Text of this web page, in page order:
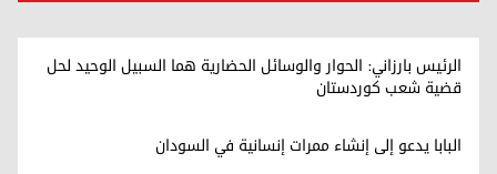
الرئيس بارزاني: الحوار والوسائل الحضارية هما السبيل الوحيد لحل
قضية شعب كوردستان
البابا يدعو إلى إنشاء ممرات إنسانية في السودان